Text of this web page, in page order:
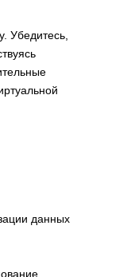
Убедитесь,
данных